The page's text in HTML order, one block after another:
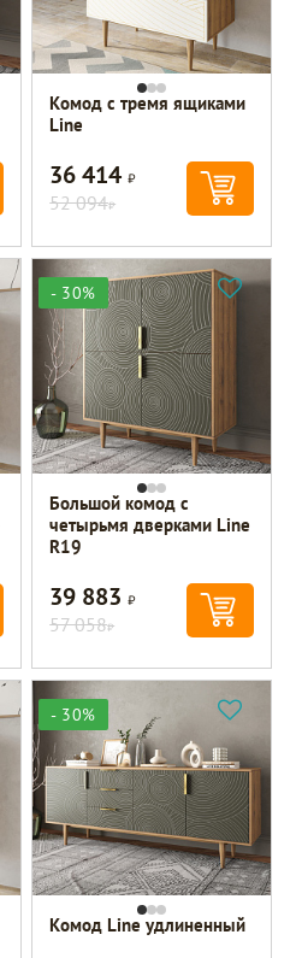
Комод с тремя ящиками
Line
36 414Р
52 094Р
- 30%
Большой комод с
четырьмя дверками Line
R19
39 883Р
57 058Р
- 30%
Комод Line удлиненный